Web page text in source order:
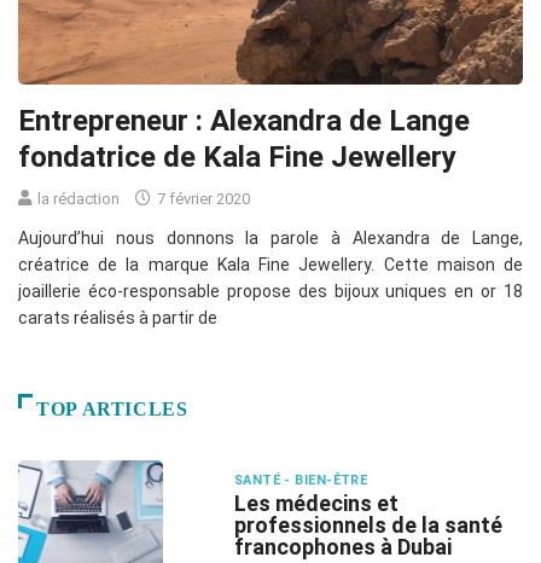
Entrepreneur : Alexandra de Lange
fondatrice de Kala Fine Jewellery
la rédaction 7 février 2020
Aujourd’hui nous donnons la parole à Alexandra de Lange,
créatrice de la marque Kala Fine Jewellery. Cette maison de
joaillerie éco-responsable propose des bijoux uniques en or 18
carats réalisés à partir de
TOP ARTICLES
SANTÉ - BIEN-ÊTRE
Les médecins et
professionnels de la santé
francophones à Dubai